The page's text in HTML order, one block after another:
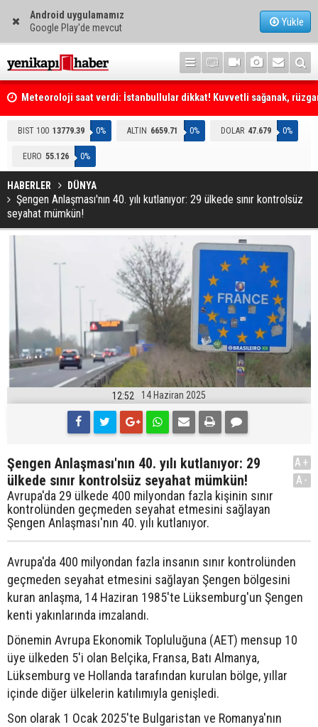
Android uygulamamız
Google Play'de mevcut
Yükle
fırtına geliyor... Tedbirinizi alın
Emniyet Genel Müdürlüğüne (EGM) 6 bin 250 kadro ihdas edildi
BIST 100 13779.39 0% ALTIN 6659.71 0% DOLAR 47.679 0%
EURO 55.126 0%
HABERLER DÜNYA
Şengen Anlaşması'nın 40. yılı kutlanıyor: 29 ülkede sınır kontrolsüz
seyahat mümkün!
12:52 14 Haziran 2025
Şengen Anlaşması'nın 40. yılı kutlanıyor: 29
ülkede sınır kontrolsüz seyahat mümkün!
Avrupa'da 29 ülkede 400 milyondan fazla kişinin sınır
kontrolünden geçmeden seyahat etmesini sağlayan
Şengen Anlaşması'nın 40. yılı kutlanıyor.
A+
A-
Avrupa'da 400 milyondan fazla insanın sınır kontrolünden
geçmeden seyahat etmesini sağlayan Şengen bölgesini
kuran anlaşma, 14 Haziran 1985'te Lüksemburg'un Şengen
kenti yakınlarında imzalandı.
Dönemin Avrupa Ekonomik Topluluğuna (AET) mensup 10
üye ülkeden 5'i olan Belçika, Fransa, Batı Almanya,
Lüksemburg ve Hollanda tarafından kurulan bölge, yıllar
içinde diğer ülkelerin katılımıyla genişledi.
Son olarak 1 Ocak 2025'te Bulgaristan ve Romanya'nın